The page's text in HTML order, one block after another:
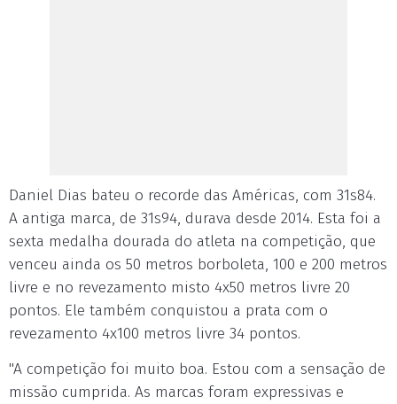
Daniel Dias bateu o recorde das Américas, com 31s84.
A antiga marca, de 31s94, durava desde 2014. Esta foi a
sexta medalha dourada do atleta na competição, que
venceu ainda os 50 metros borboleta, 100 e 200 metros
livre e no revezamento misto 4x50 metros livre 20
pontos. Ele também conquistou a prata com o
revezamento 4x100 metros livre 34 pontos.
"A competição foi muito boa. Estou com a sensação de
missão cumprida. As marcas foram expressivas e